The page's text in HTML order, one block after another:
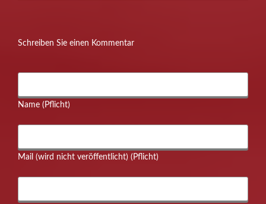
Schreiben Sie einen Kommentar
Name (Pflicht)
Mail (wird nicht veröffentlicht) (Pflicht)